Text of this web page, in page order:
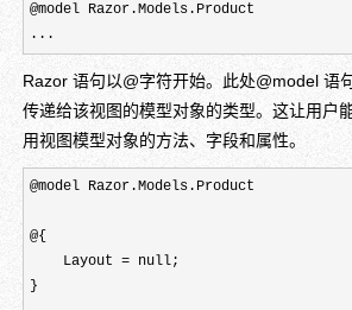
@model Razor.Models.Product
...
Razor 语句以@字符开始。此处@model 语
传递给该视图的模型对象的类型。这让用户
用视图模型对象的方法、字段和属性。
@model Razor.Models.Product
@{
    Layout = null;
}